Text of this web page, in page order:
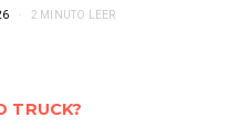
2 MINUTO LEER
TRUCK?